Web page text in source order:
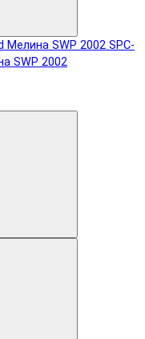
SPC-
SWP 2002